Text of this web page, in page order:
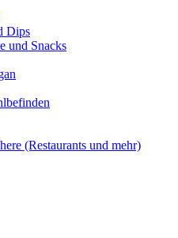
Dips
und Snacks
(Restaurants und mehr)